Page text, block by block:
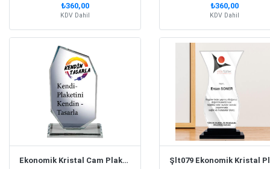
₺360,00
KDV Dahil
₺360,00
KDV Dahil
Ekonomik Kristal Cam Plaket | 5203